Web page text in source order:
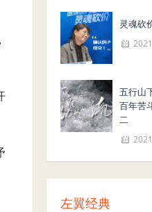
灵魂砍
五行山
百年苦
二
左翼经典